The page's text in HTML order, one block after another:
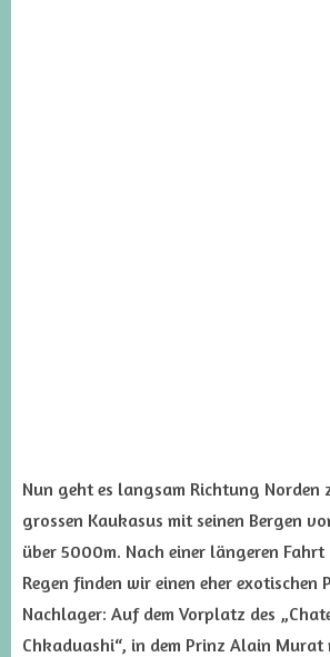
Nun geht es langsam Richtung Norden
grossen Kaukasus mit seinen Bergen
über 5000m. Nach einer längeren Fahrt
Regen finden wir einen eher exotischen
Nachlager: Auf dem Vorplatz des
Chkaduashi“, in dem Prinz Alain Murat